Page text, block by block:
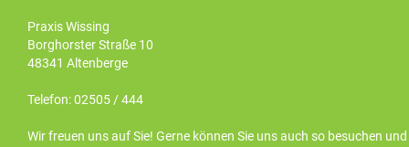
Praxis Wissing
Borghorster Straße 10
48341 Altenberge
Telefon: 02505 / 444
Wir freuen uns auf Sie! Gerne können Sie uns auch so besuchen